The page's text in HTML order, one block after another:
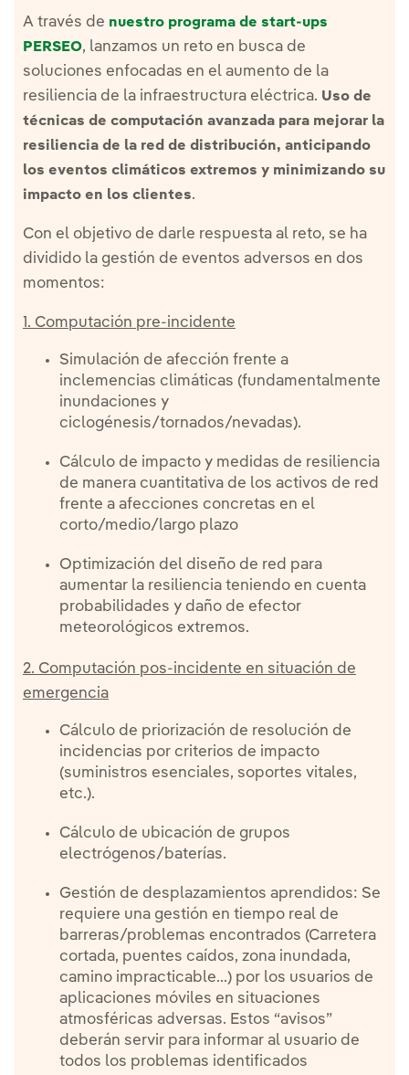
A través de nuestro programa de start-ups
PERSEO, lanzamos un reto en busca de
soluciones enfocadas en el aumento de la
resiliencia de la infraestructura eléctrica. Uso de
técnicas de computación avanzada para mejorar la
resiliencia de la red de distribución, anticipando
los eventos climáticos extremos y minimizando su
impacto en los clientes.
Con el objetivo de darle respuesta al reto, se ha
dividido la gestión de eventos adversos en dos
momentos:
1. Computación pre-incidente
Simulación de afección frente a
inclemencias climáticas (fundamentalmente
inundaciones y
ciclogénesis/tornados/nevadas).
Cálculo de impacto y medidas de resiliencia
de manera cuantitativa de los activos de red
frente a afecciones concretas en el
corto/medio/largo plazo
Optimización del diseño de red para
aumentar la resiliencia teniendo en cuenta
probabilidades y daño de efector
meteorológicos extremos.
2. Computación pos-incidente en situación de
emergencia
Cálculo de priorización de resolución de
incidencias por criterios de impacto
(suministros esenciales, soportes vitales,
etc.).
Cálculo de ubicación de grupos
electrógenos/baterías.
Gestión de desplazamientos aprendidos: Se
requiere una gestión en tiempo real de
barreras/problemas encontrados (Carretera
cortada, puentes caídos, zona inundada,
camino impracticable...) por los usuarios de
aplicaciones móviles en situaciones
atmosféricas adversas. Estos “avisos”
deberán servir para informar al usuario de
todos los problemas identificados